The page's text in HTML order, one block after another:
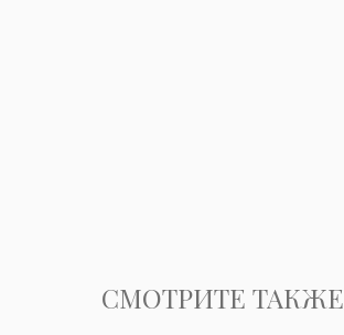
СМОТРИТЕ ТАКЖЕ